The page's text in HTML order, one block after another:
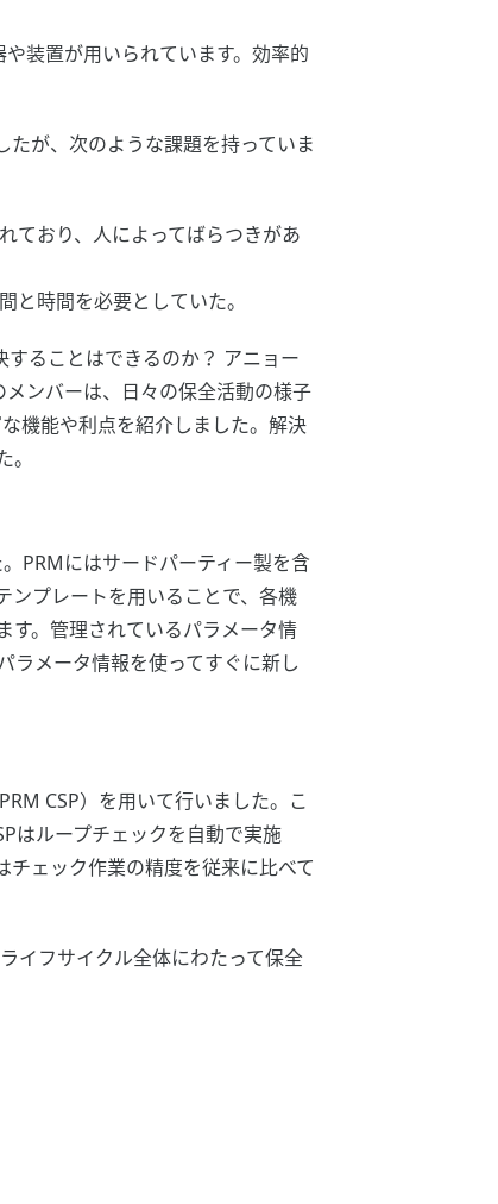
装置が用いられています。効率的
が、次のような課題を持っていま
ており、人によってばらつきがあ
時間を必要としていた。
ることはできるのか？ アニョー
ンバーは、日々の保全活動の様子
機能や利点を紹介しました。解決
PRMにはサードパーティー製を含
ンプレートを用いることで、各機
す。管理されているパラメータ情
ラメータ情報を使ってすぐに新し
CSP）を用いて行いました。こ
はループチェックを自動で実施
ェック作業の精度を従来に比べて
イフサイクル全体にわたって保全